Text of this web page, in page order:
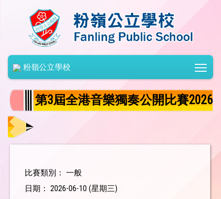
粉嶺公立學校
第3屆全港音樂獨奏公開比賽2026
比賽類別： 一般
日期： 2026-06-10 (星期三)